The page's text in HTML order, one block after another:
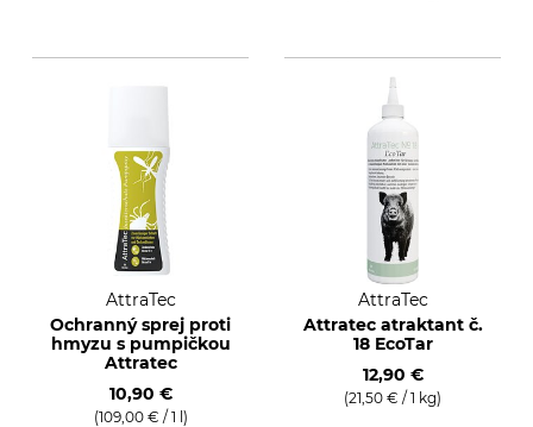
AttraTec
Ochranný sprej proti
hmyzu s pumpičkou
Attratec
10,90 €
(109,00 € / 1 l)
AttraTec
Attratec atraktant č.
18 EcoTar
12,90 €
(21,50 € / 1 kg)